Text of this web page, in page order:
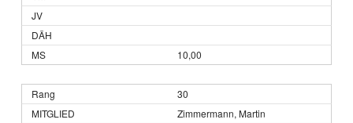
10,00
30
Zimmermann, Martin